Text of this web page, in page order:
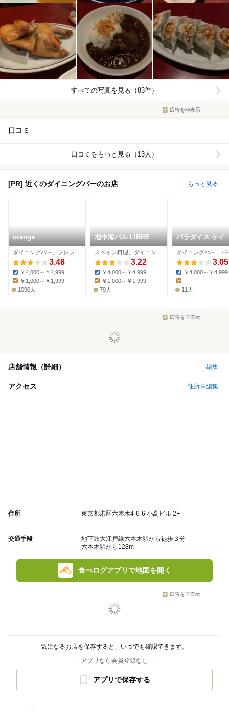
すべての写真を見る（83件）
広告を非表示
口コミ
口コミをもっと見る（13人）
[PR] 近くのダイニングバーのお店 もっと見る
orange
3.48
Dinner:
￥4,000～￥4,999
￥1,000～￥1,999
1090人
地中海バル LIBRE
3.22
Dinner:
￥4,000～￥4,999
Lunch:
￥1,000～￥1,999
79人
パラダイス ケイ
3.05
Dinner:
￥4,000～￥4,999
Lunch:
-
11人
広告を非表示
店舗情報（詳細） 編集
アクセス 住所を編集
住所 東京都港区六本木4-6-6 小高ビル 2F
交通手段
地下鉄大江戸線六本木駅から徒歩３分
六本木駅から128m
食べログアプリで地図を開く
広告を非表示
気になるお店を保存すると、いつでも確認できます。
アプリなら会員登録なし
アプリで保存する